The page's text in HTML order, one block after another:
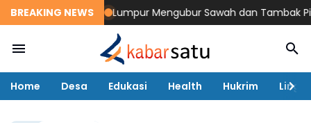
BREAKING NEWSLumpur Mengubur Sawah dan Tambak Pidie
Home Desa Edukasi Health Hukrim